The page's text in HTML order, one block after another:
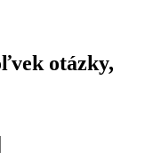
otázky,